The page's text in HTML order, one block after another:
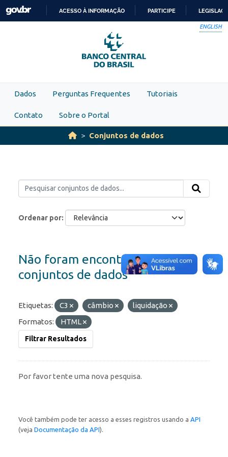
Skip to main content
PARA
O
CONTEÚDO
ACESSO À INFORMAÇÃO PARTICIPE
ENGLISH
Dados Perguntas Frequentes Tutoriais
Contato Sobre o Portal
Conjuntos de dados
Ordenar por
Não foram encontrados
conjuntos de dados
Etiquetas: C3 câmbio
liquidação
Formatos:
HTML
Filtrar Resultados
Por favor tente uma nova pesquisa.
Você também pode ter acesso a esses registros usando a API
(veja Documentação da API).